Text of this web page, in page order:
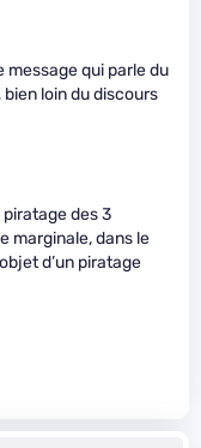
message qui parle du
loin du discours
piratage des 3
marginale, dans le
d’un piratage